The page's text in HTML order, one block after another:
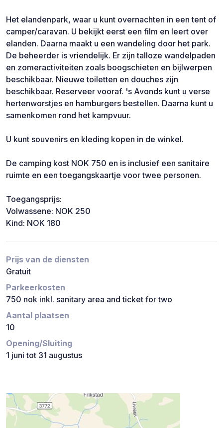
Het elandenpark, waar u kunt overnachten in een tent of
camper/caravan. U bekijkt eerst een film en leert over
elanden. Daarna maakt u een wandeling door het park.
De beheerder is vriendelijk. Er zijn talloze wandelpaden
en zomeractiviteiten zoals boogschieten en bijlwerpen
beschikbaar. Nieuwe toiletten en douches zijn
beschikbaar. Reserveer vooraf. 's Avonds kunt u verse
hertenworstjes en hamburgers bestellen. Daarna kunt u
samenkomen rond het kampvuur.
U kunt souvenirs en kleding kopen in de winkel.
De camping kost NOK 750 en is inclusief een sanitaire
ruimte en een toegangskaartje voor twee personen.
Toegangsprijs:
Volwassene: NOK 250
Kind: NOK 180
Prijs van de diensten
Gratuit
Parkeerkosten
750 nok inkl. sanitary area and ticket for two
Aantal plaatsen
10
Opening/Sluiting
1 juni tot 31 augustus